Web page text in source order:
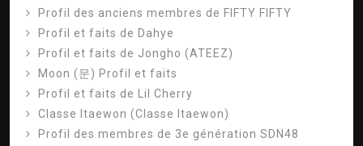
Profil des anciens membres de FIFTY FIFTY
Profil et faits de Dahye
Profil et faits de Jongho (ATEEZ)
Moon (문) Profil et faits
Profil et faits de Lil Cherry
Classe Itaewon (Classe Itaewon)
Profil des membres de 3e génération SDN48